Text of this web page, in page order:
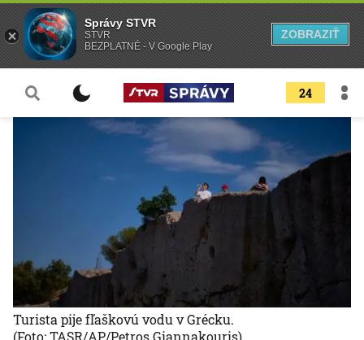
24
Turista pije fľaškovú vodu v Grécku.
(Foto: TASR/AP/Petros Giannakouris)
Správy STVR
STVR
BEZPLATNÉ - V Google Play
ZOBRAZIŤ